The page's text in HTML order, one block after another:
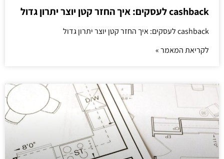
cashback לעסקים: איך החזר קטן יוצר יתרון גדול
cashback לעסקים: איך החזר קטן יוצר יתרון גדול
לקריאת המאמר »